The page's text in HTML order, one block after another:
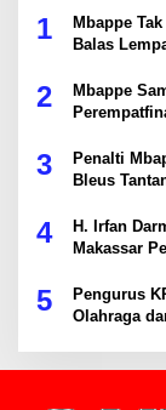
1
Mbappe
Balas
2
Mbappe
3
Penalti
Bleus
4
H. Irfan
Makassar
5
Pengurus
Olahraga